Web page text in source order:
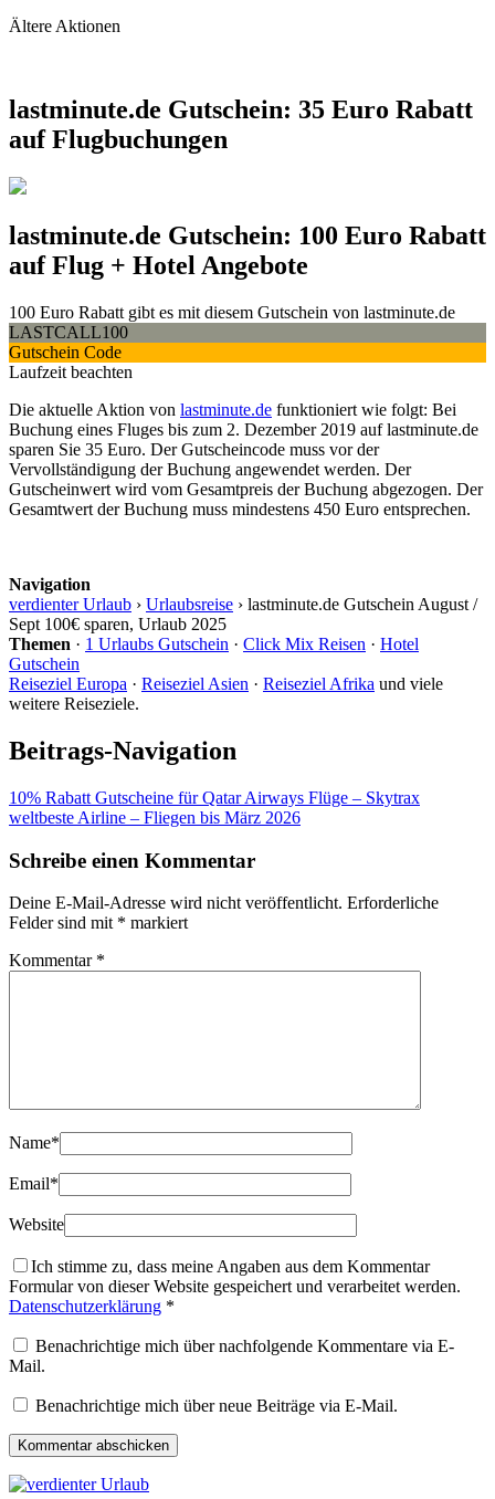
Ältere Aktionen
lastminute.de Gutschein: 35 Euro Rabatt
auf Flugbuchungen
lastminute.de Gutschein: 100 Euro Rabatt
auf Flug + Hotel Angebote
100 Euro Rabatt gibt es mit diesem Gutschein von lastminute.de
LASTCALL100
Gutschein Code
Laufzeit beachten
Die aktuelle Aktion von lastminute.de funktioniert wie folgt: Bei
Buchung eines Fluges bis zum 2. Dezember 2019 auf lastminute.de
sparen Sie 35 Euro. DerGutscheincode muss vor der
Vervollständigung der Buchung angewendet werden. Der
Gutscheinwert wird vom Gesamtpreis der Buchung abgezogen. Der
Gesamtwert der Buchung muss mindestens 450 Euro entsprechen.
Navigation
verdienter Urlaub › Urlaubsreise › lastminute.de Gutschein August /
Sept 100€ sparen, Urlaub 2025
Themen · 1 Urlaubs Gutschein · Click Mix Reisen · Hotel
Gutschein
Reiseziel Europa · Reiseziel Asien · Reiseziel Afrika und viele
weitere Reiseziele.
Beitrags-Navigation
10% Rabatt Gutscheine für Qatar Airways Flüge – Skytrax
weltbeste Airline – Fliegen bis März 2026
Schreibe einen Kommentar
Deine E-Mail-Adresse wird nicht veröffentlicht. Erforderliche
Felder sind mit * markiert
Kommentar *
Name*
Email*
Website
Ich stimme zu, dass meine Angaben aus dem Kommentar
Formular von dieser Website gespeichert und verarbeitet werden.
Datenschutzerklärung *
Benachrichtige mich über nachfolgende Kommentare via E-
Mail.
Benachrichtige mich über neue Beiträge via E-Mail.